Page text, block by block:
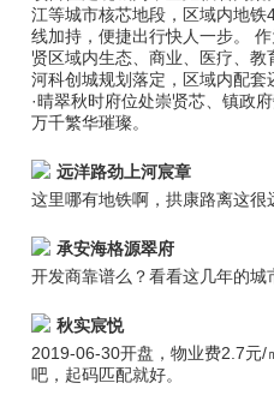
江等城市核芯地段，区域内地
线加持，便捷出行快人一步。
贤区域内生态、商业、医疗、
河科创城规划落定，区域内配
·晴翠秋时府位处崇贤芯、镇政
万千繁华璀璨。
远洋路劲上河宸章
这里哪有地铁啊，拱康路离这很
承安海格源翠府
开发商靠谱么？看看这几年的城
秋实宸悦
2019-06-30开盘，物业费2.7元/
吧，起码匹配就好。